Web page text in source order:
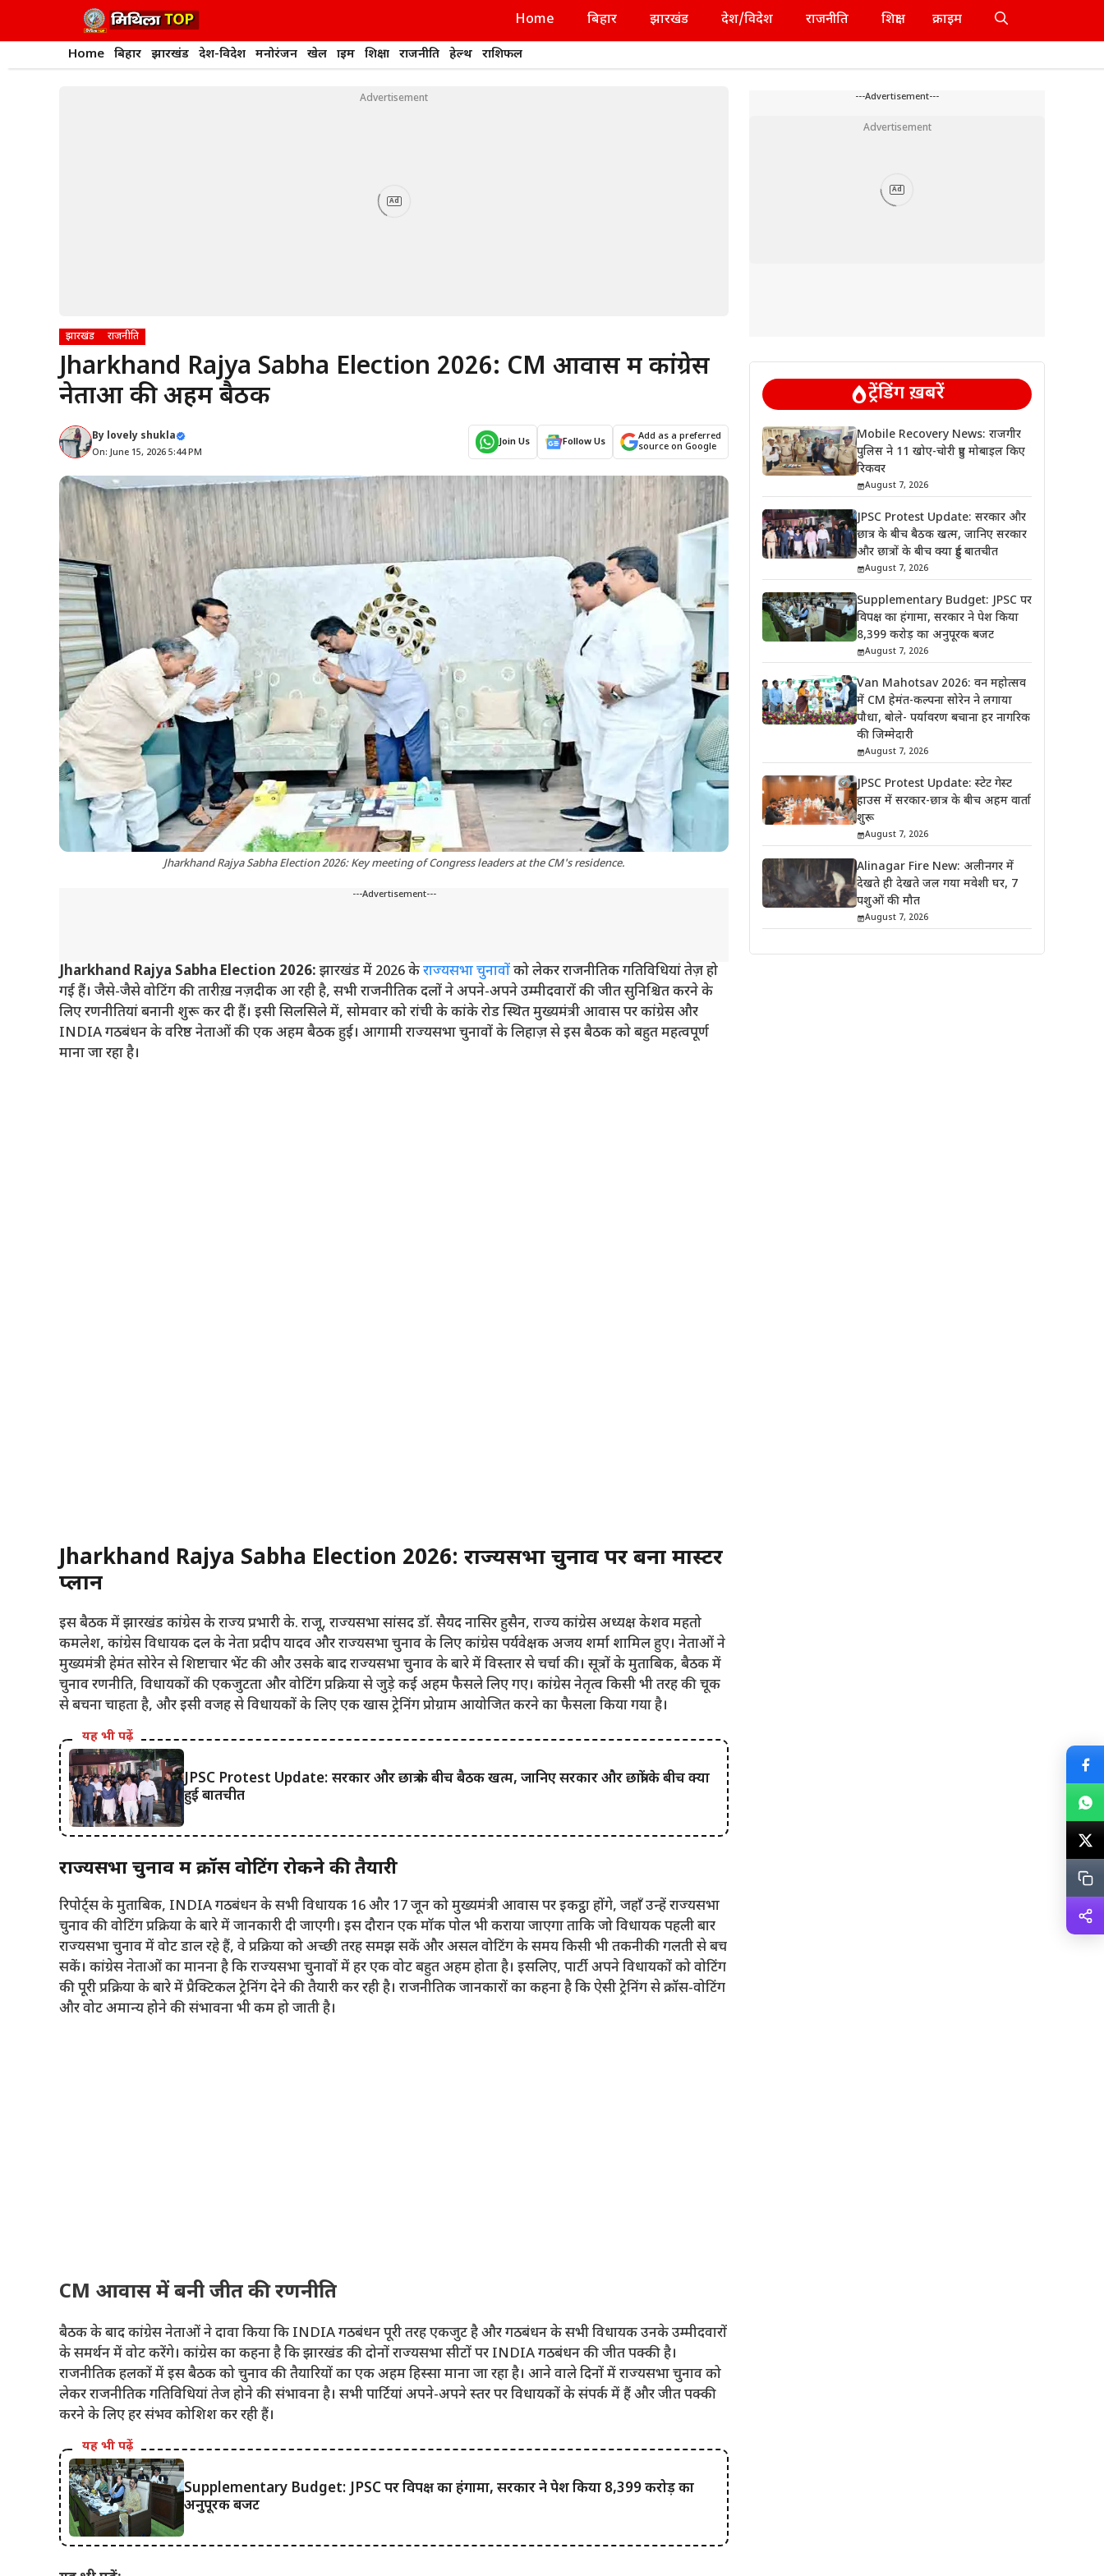
Home बिहार झारखंड देश/विदेश राजनीति शिक्षा क्राइम
Home बिहार झारखंड देश-विदेश मनोरंजन खेल क्राइम शिक्षा राजनीति हेल्थ राशिफल
Advertisement
Ad
झारखंड राजनीति
Jharkhand Rajya Sabha Election 2026: CM आवास में कांग्रेस
नेताओं की अहम बैठक
By lovely shukla
On: June 15, 2026 5:44 PM
Join Us Follow Us
Add as a preferred
source on Google
Jharkhand Rajya Sabha Election 2026: Key meeting of Congress leaders at the CM's residence.
---Advertisement---
Jharkhand Rajya Sabha Election 2026:झारखंड में 2026 केराज्यसभा चुनावोंको लेकर राजनीतिक गतिविधियां तेज़ हो
गई हैं। जैसे-जैसे वोटिंग की तारीख़ नज़दीक आ रही है, सभी राजनीतिक दलों ने अपने-अपने उम्मीदवारों की जीत सुनिश्चित करने के
लिए रणनीतियां बनानी शुरू कर दी हैं। इसी सिलसिले में, सोमवार को रांची के कांके रोड स्थित मुख्यमंत्री आवास पर कांग्रेस और
INDIA गठबंधन के वरिष्ठ नेताओं की एक अहम बैठक हुई। आगामी राज्यसभा चुनावों के लिहाज़ से इस बैठक को बहुत महत्वपूर्ण
माना जा रहा है।
Jharkhand Rajya Sabha Election 2026: राज्यसभा चुनाव पर बना मास्टर
प्लान
इस बैठक में झारखंड कांग्रेस के राज्य प्रभारी के. राजू, राज्यसभा सांसद डॉ. सैयद नासिर हुसैन, राज्य कांग्रेस अध्यक्ष केशव महतो
कमलेश, कांग्रेस विधायक दल के नेता प्रदीप यादव और राज्यसभा चुनाव के लिए कांग्रेस पर्यवेक्षक अजय शर्मा शामिल हुए। नेताओं ने
मुख्यमंत्री हेमंत सोरेन से शिष्टाचार भेंट की और उसके बाद राज्यसभा चुनाव के बारे में विस्तार से चर्चा की। सूत्रों के मुताबिक, बैठक में
चुनाव रणनीति, विधायकों की एकजुटता और वोटिंग प्रक्रिया से जुड़े कई अहम फैसले लिए गए। कांग्रेस नेतृत्व किसी भी तरह की चूक
से बचना चाहता है, और इसी वजह से विधायकों के लिए एक खास ट्रेनिंग प्रोग्राम आयोजित करने का फैसला किया गया है।
यह भी पढ़ें
JPSC Protest Update: सरकार और छात्र के बीच बैठक खत्म, जानिए सरकार और छात्रों के बीच क्या
हुई बातचीत
राज्यसभा चुनाव में क्रॉस वोटिंग रोकने की तैयारी
रिपोर्ट्स के मुताबिक, INDIA गठबंधन के सभी विधायक 16 और 17 जून को मुख्यमंत्री आवास पर इकट्ठा होंगे, जहाँ उन्हें राज्यसभा
चुनाव की वोटिंग प्रक्रिया के बारे में जानकारी दी जाएगी। इस दौरान एक मॉक पोल भी कराया जाएगा ताकि जो विधायक पहली बार
राज्यसभा चुनाव में वोट डाल रहे हैं, वे प्रक्रिया को अच्छी तरह समझ सकें और असल वोटिंग के समय किसी भी तकनीकी गलती से बच
सकें। कांग्रेस नेताओं का मानना ​​है कि राज्यसभा चुनावों में हर एक वोट बहुत अहम होता है। इसलिए, पार्टी अपने विधायकों को वोटिंग
की पूरी प्रक्रिया के बारे में प्रैक्टिकल ट्रेनिंग देने की तैयारी कर रही है। राजनीतिक जानकारों का कहना है कि ऐसी ट्रेनिंग से क्रॉस-वोटिंग
और वोट अमान्य होने की संभावना भी कम हो जाती है।
CM आवास में बनी जीत की रणनीति
बैठक के बाद कांग्रेस नेताओं ने दावा किया कि INDIA गठबंधन पूरी तरह एकजुट है और गठबंधन के सभी विधायक उनके उम्मीदवारों
के समर्थन में वोट करेंगे। कांग्रेस का कहना है कि झारखंड की दोनों राज्यसभा सीटों पर INDIA गठबंधन की जीत पक्की है।
राजनीतिक हलकों में इस बैठक को चुनाव की तैयारियों का एक अहम हिस्सा माना जा रहा है। आने वाले दिनों में राज्यसभा चुनाव को
लेकर राजनीतिक गतिविधियां तेज होने की संभावना है। सभी पार्टियां अपने-अपने स्तर पर विधायकों के संपर्क में हैं और जीत पक्की
करने के लिए हर संभव कोशिश कर रही हैं।
यह भी पढ़ें
Supplementary Budget: JPSC पर विपक्ष का हंगामा, सरकार ने पेश किया 8,399 करोड़ का
अनुपूरक बजट
---Advertisement---
Advertisement
Ad
ट्रेंडिंग ख़बरें
Mobile Recovery News: राजगीर
पुलिस ने 11 खोए-चोरी हुए मोबाइल किए
रिकवर
August 7, 2026
JPSC Protest Update: सरकार और
छात्र के बीच बैठक खत्म, जानिए सरकार
और छात्रों के बीच क्या हुई बातचीत
August 7, 2026
Supplementary Budget: JPSC पर
विपक्ष का हंगामा, सरकार ने पेश किया
8,399 करोड़ का अनुपूरक बजट
August 7, 2026
Van Mahotsav 2026: वन महोत्सव
में CM हेमंत-कल्पना सोरेन ने लगाया
पौधा, बोले- पर्यावरण बचाना हर नागरिक
की जिम्मेदारी
August 7, 2026
JPSC Protest Update: स्टेट गेस्ट
हाउस में सरकार-छात्र के बीच अहम वार्ता
शुरू
August 7, 2026
Alinagar Fire New: अलीनगर में
देखते ही देखते जल गया मवेशी घर, 7
पशुओं की मौत
August 7, 2026